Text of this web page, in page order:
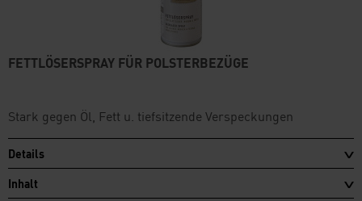
FETTLÖSERSPRAY FÜR POLSTERBEZÜGE
Stark gegen Öl, Fett u. tiefsitzende Verspeckungen
Details
Inhalt